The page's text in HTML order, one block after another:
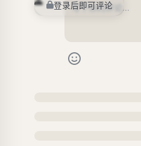
登录后即可评论